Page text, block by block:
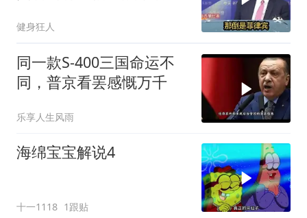
健身狂人
同一款S-400三国命运不
同，普京看罢感慨万千
乐享人生风雨
海绵宝宝解说4
十一1118 1跟贴